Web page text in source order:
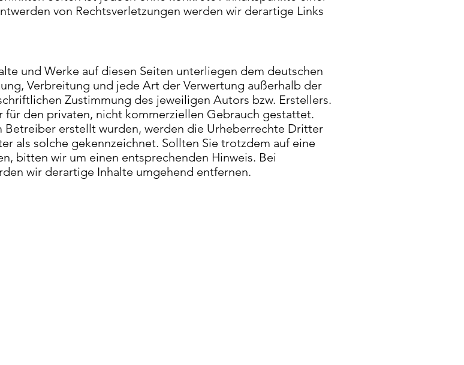
von Rechtsverletzungen werden wir derartige Links
und Werke auf diesen Seiten unterliegen dem deutschen
Verbreitung und jede Art der Verwertung außerhalb der
Zustimmung des jeweiligen Autors bzw. Erstellers.
den privaten, nicht kommerziellen Gebrauch gestattet.
Betreiber erstellt wurden, werden die Urheberrechte Dritter
als solche gekennzeichnet. Sollten Sie trotzdem auf eine
bitten wir um einen entsprechenden Hinweis. Bei
wir derartige Inhalte umgehend entfernen.